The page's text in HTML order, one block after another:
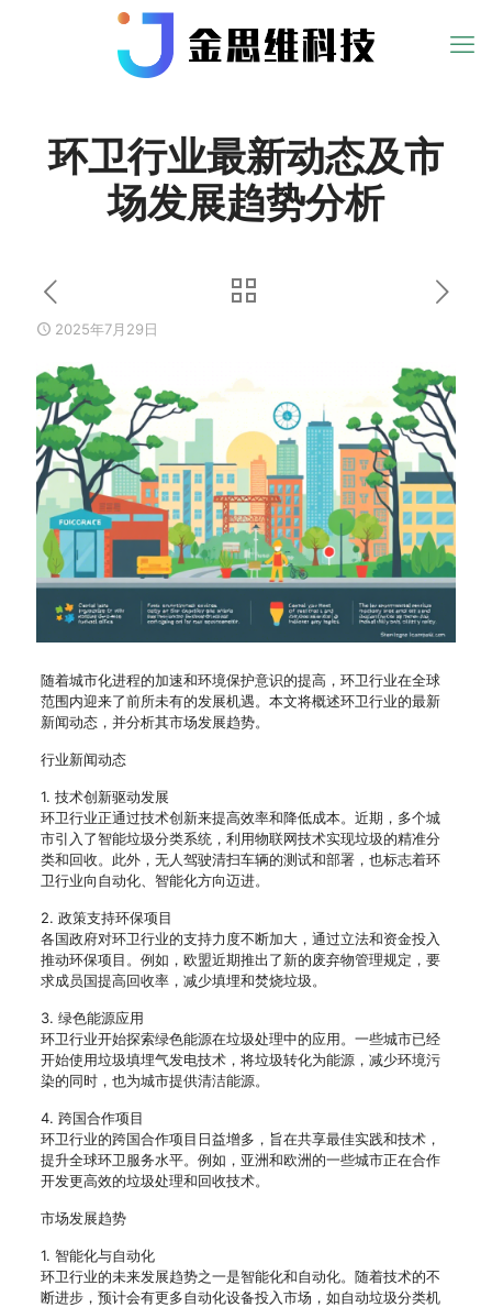
环卫行业最新动态及市
场发展趋势分析
2025年7月29日
随着城市化进程的加速和环境保护意识的提高，环卫行业在全球
范围内迎来了前所未有的发展机遇。本文将概述环卫行业的最新
新闻动态，并分析其市场发展趋势。
行业新闻动态
1. 技术创新驱动发展
环卫行业正通过技术创新来提高效率和降低成本。近期，多个城
市引入了智能垃圾分类系统，利用物联网技术实现垃圾的精准分
类和回收。此外，无人驾驶清扫车辆的测试和部署，也标志着环
卫行业向自动化、智能化方向迈进。
2. 政策支持环保项目
各国政府对环卫行业的支持力度不断加大，通过立法和资金投入
推动环保项目。例如，欧盟近期推出了新的废弃物管理规定，要
求成员国提高回收率，减少填埋和焚烧垃圾。
3. 绿色能源应用
环卫行业开始探索绿色能源在垃圾处理中的应用。一些城市已经
开始使用垃圾填埋气发电技术，将垃圾转化为能源，减少环境污
染的同时，也为城市提供清洁能源。
4. 跨国合作项目
环卫行业的跨国合作项目日益增多，旨在共享最佳实践和技术，
提升全球环卫服务水平。例如，亚洲和欧洲的一些城市正在合作
开发更高效的垃圾处理和回收技术。
市场发展趋势
1. 智能化与自动化
环卫行业的未来发展趋势之一是智能化和自动化。随着技术的不
断进步，预计会有更多自动化设备投入市场，如自动垃圾分类机